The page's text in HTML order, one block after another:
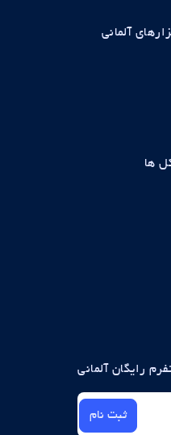
آلمانی
ها
رایگان آلمانی
ثبت نام